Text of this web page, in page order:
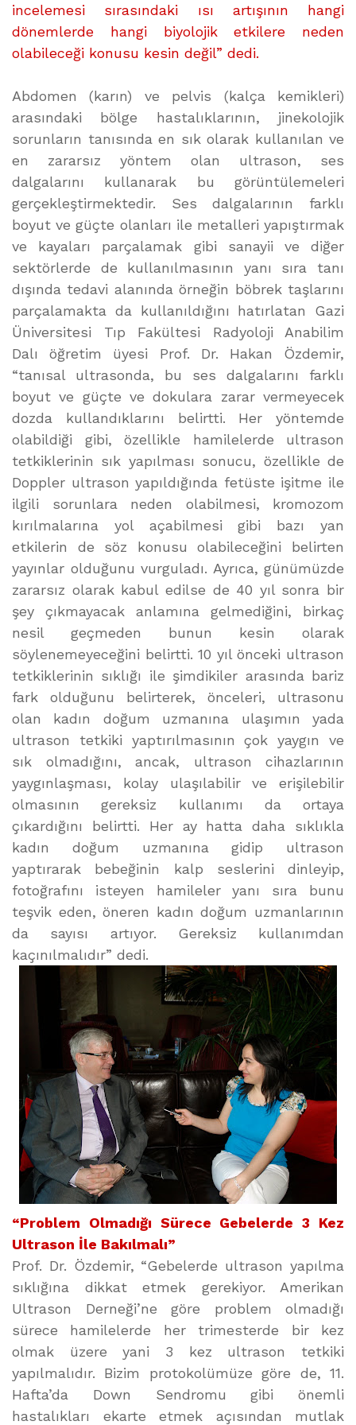
incelemesi sırasındaki ısı artışının hangi
dönemlerde hangi biyolojik etkilere neden
olabileceği konusu kesin değil” dedi.
Abdomen (karın) ve pelvis (kalça kemikleri)
arasındaki bölge hastalıklarının, jinekolojik
sorunların tanısında en sık olarak kullanılan ve
en zararsız yöntem olan ultrason, ses
dalgalarını kullanarak bu görüntülemeleri
gerçekleştirmektedir. Ses dalgalarının farklı
boyut ve güçte olanları ile metalleri yapıştırmak
ve kayaları parçalamak gibi sanayii ve diğer
sektörlerde de kullanılmasının yanı sıra tanı
dışında tedavi alanında örneğin böbrek taşlarını
parçalamakta da kullanıldığını hatırlatan Gazi
Üniversitesi Tıp Fakültesi Radyoloji Anabilim
Dalı öğretim üyesi Prof. Dr. Hakan Özdemir,
“tanısal ultrasonda, bu ses dalgalarını farklı
boyut ve güçte ve dokulara zarar vermeyecek
dozda kullandıklarını belirtti. Her yöntemde
olabildiği gibi, özellikle hamilelerde ultrason
tetkiklerinin sık yapılması sonucu, özellikle de
Doppler ultrason yapıldığında fetüste işitme ile
ilgili sorunlara neden olabilmesi, kromozom
kırılmalarına yol açabilmesi gibi bazı yan
etkilerin de söz konusu olabileceğini belirten
yayınlar olduğunu vurguladı. Ayrıca, günümüzde
zararsız olarak kabul edilse de 40 yıl sonra bir
şey çıkmayacak anlamına gelmediğini, birkaç
nesil geçmeden bunun kesin olarak
söylenemeyeceğini belirtti. 10 yıl önceki ultrason
tetkiklerinin sıklığı ile şimdikiler arasında bariz
fark olduğunu belirterek, önceleri, ultrasonu
olan kadın doğum uzmanına ulaşımın yada
ultrason tetkiki yaptırılmasının çok yaygın ve
sık olmadığını, ancak, ultrason cihazlarının
yaygınlaşması, kolay ulaşılabilir ve erişilebilir
olmasının gereksiz kullanımı da ortaya
çıkardığını belirtti. Her ay hatta daha sıklıkla
kadın doğum uzmanına gidip ultrason
yaptırarak bebeğinin kalp seslerini dinleyip,
fotoğrafını isteyen hamileler yanı sıra bunu
teşvik eden, öneren kadın doğum uzmanlarının
da sayısı artıyor. Gereksiz kullanımdan
kaçınılmalıdır” dedi.
“Problem Olmadığı Sürece Gebelerde 3 Kez
Ultrason İle Bakılmalı”
Prof. Dr. Özdemir, “Gebelerde ultrason yapılma
sıklığına dikkat etmek gerekiyor. Amerikan
Ultrason Derneği’ne göre problem olmadığı
sürece hamilelerde her trimesterde bir kez
olmak üzere yani 3 kez ultrason tetkiki
yapılmalıdır. Bizim protokolümüze göre de, 11.
Hafta’da Down Sendromu gibi önemli
hastalıkları ekarte etmek açısından mutlak